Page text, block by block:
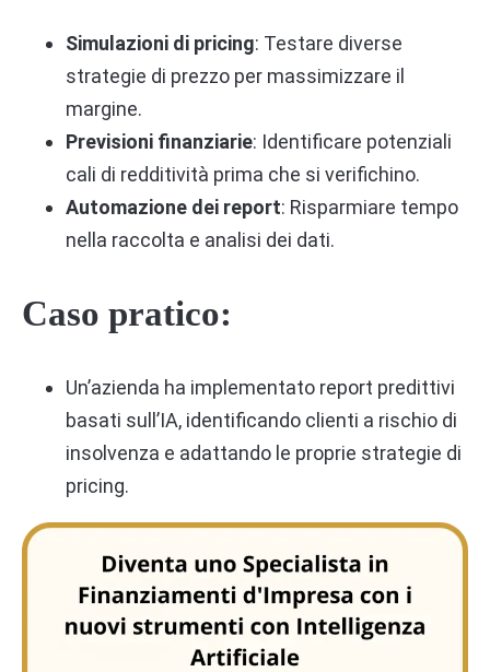
Simulazioni di pricing: Testare diverse
strategie di prezzo per massimizzare il
margine.
Previsioni finanziarie: Identificare potenziali
cali di redditività prima che si verifichino.
Automazione dei report: Risparmiare tempo
nella raccolta e analisi dei dati.
Caso pratico:
Un’azienda ha implementato report predittivi
basati sull’IA, identificando clienti a rischio di
insolvenza e adattando le proprie strategie di
pricing.